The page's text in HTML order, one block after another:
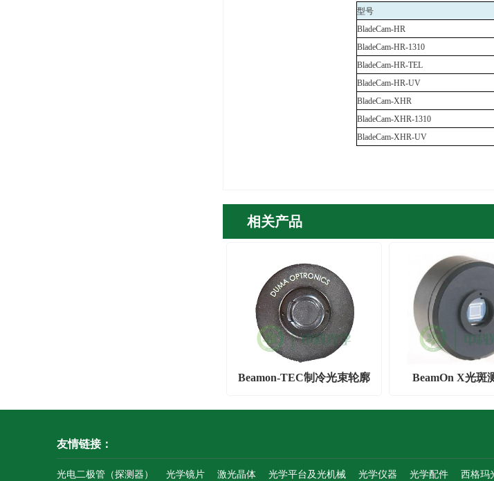
型号
BladeCam-HR
BladeCam-HR-1310
BladeCam-HR-TEL
BladeCam-HR-UV
BladeCam-XHR
BladeCam-XHR-1310
BladeCam-XHR-UV
相关产品
Beamon-TEC制冷光束轮廓
BeamOn X光斑
友情链接：
光电二极管（探测器） 光学镜片 激光晶体 光学平台及光机械 光学仪器 光学配件 西格玛